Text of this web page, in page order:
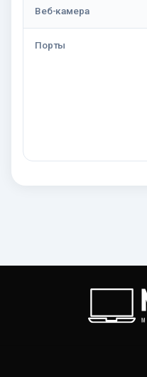
Веб-камера
Порты